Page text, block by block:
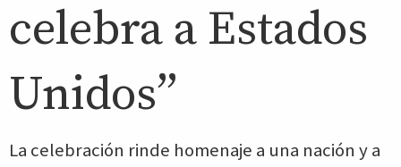
celebra a Estados
Unidos”
La celebración rinde homenaje a una nación y a